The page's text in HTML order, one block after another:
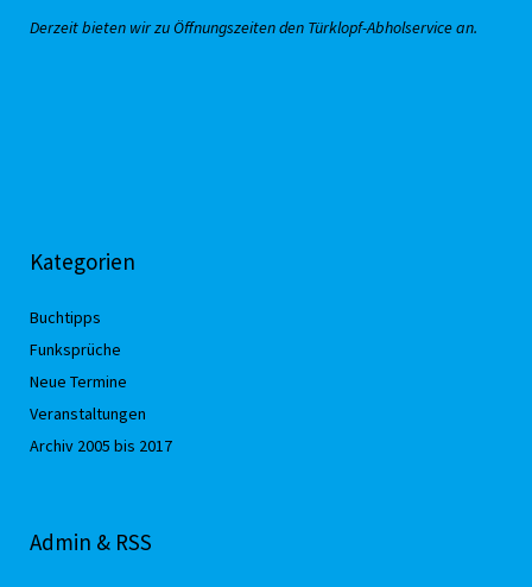
Derzeit bieten wir zu Öffnungszeiten den Türklopf-Abholservice an.
Kategorien
Buchtipps
Funksprüche
Neue Termine
Veranstaltungen
Archiv 2005 bis 2017
Admin & RSS